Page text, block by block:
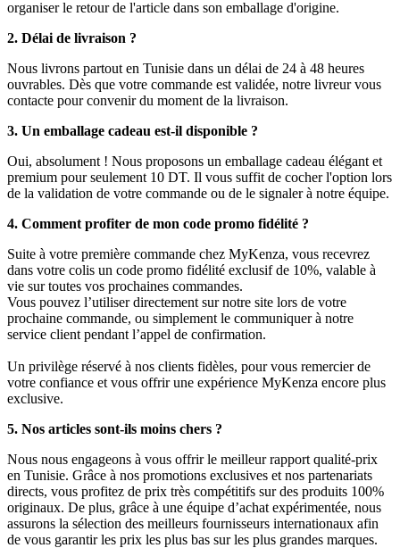
organiser le retour de l'article dans son emballage d'origine.
2. Délai de livraison ?
Nous livrons partout en Tunisie dans un délai de 24 à 48 heures
ouvrables. Dès que votre commande est validée, notre livreur vous
contacte pour convenir du moment de la livraison.
3. Un emballage cadeau est-il disponible ?
Oui, absolument ! Nous proposons un emballage cadeau élégant et
premium pour seulement 10 DT. Il vous suffit de cocher l'option lors
de la validation de votre commande ou de le signaler à notre équipe.
4. Comment profiter de mon code promo fidélité ?
Suite à votre première commande chez MyKenza, vous recevrez
dans votre colis un code promo fidélité exclusif de 10%, valable à
vie sur toutes vos prochaines commandes.
Vous pouvez l’utiliser directement sur notre site lors de votre
prochaine commande, ou simplement le communiquer à notre
service client pendant l’appel de confirmation.
Un privilège réservé à nos clients fidèles, pour vous remercier de
votre confiance et vous offrir une expérience MyKenza encore plus
exclusive.
5. Nos articles sont-ils moins chers ?
Nous nous engageons à vous offrir le meilleur rapport qualité-prix
en Tunisie. Grâce à nos promotions exclusives et nos partenariats
directs, vous profitez de prix très compétitifs sur des produits 100%
originaux. De plus, grâce à une équipe d’achat expérimentée, nous
assurons la sélection des meilleurs fournisseurs internationaux afin
de vous garantir les prix les plus bas sur les plus grandes marques.